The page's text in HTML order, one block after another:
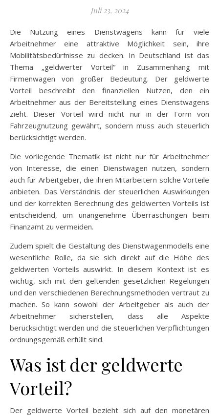
Juli 23, 2024
Die Nutzung eines Dienstwagens kann für viele
Arbeitnehmer eine attraktive Möglichkeit sein, ihre
Mobilitätsbedürfnisse zu decken. In Deutschland ist das
Thema „geldwerter Vorteil“ in Zusammenhang mit
Firmenwagen von großer Bedeutung. Der geldwerte
Vorteil beschreibt den finanziellen Nutzen, den ein
Arbeitnehmer aus der Bereitstellung eines Dienstwagens
zieht. Dieser Vorteil wird nicht nur in der Form von
Fahrzeugnutzung gewährt, sondern muss auch steuerlich
berücksichtigt werden.
Die vorliegende Thematik ist nicht nur für Arbeitnehmer
von Interesse, die einen Dienstwagen nutzen, sondern
auch für Arbeitgeber, die ihren Mitarbeitern solche Vorteile
anbieten. Das Verständnis der steuerlichen Auswirkungen
und der korrekten Berechnung des geldwerten Vorteils ist
entscheidend, um unangenehme Überraschungen beim
Finanzamt zu vermeiden.
Zudem spielt die Gestaltung des Dienstwagenmodells eine
wesentliche Rolle, da sie sich direkt auf die Höhe des
geldwerten Vorteils auswirkt. In diesem Kontext ist es
wichtig, sich mit den geltenden gesetzlichen Regelungen
und den verschiedenen Berechnungsmethoden vertraut zu
machen. So kann sowohl der Arbeitgeber als auch der
Arbeitnehmer sicherstellen, dass alle Aspekte
berücksichtigt werden und die steuerlichen Verpflichtungen
ordnungsgemäß erfüllt sind.
Was ist der geldwerte
Vorteil?
Der geldwerte Vorteil bezieht sich auf den monetären